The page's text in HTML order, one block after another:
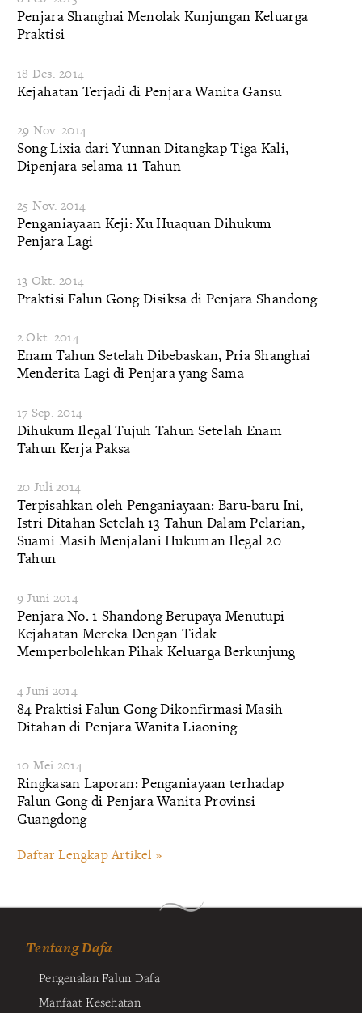
Penjara Shanghai Menolak Kunjungan Keluarga
Praktisi
18 Des. 2014
Kejahatan Terjadi di Penjara Wanita Gansu
29 Nov. 2014
Song Lixia dari Yunnan Ditangkap Tiga Kali,
Dipenjara selama 11 Tahun
25 Nov. 2014
Penganiayaan Keji: Xu Huaquan Dihukum
Penjara Lagi
13 Okt. 2014
Praktisi Falun Gong Disiksa di Penjara Shandong
2 Okt. 2014
Enam Tahun Setelah Dibebaskan, Pria Shanghai
Menderita Lagi di Penjara yang Sama
17 Sep. 2014
Dihukum Ilegal Tujuh Tahun Setelah Enam
Tahun Kerja Paksa
20 Juli 2014
Terpisahkan oleh Penganiayaan: Baru-baru Ini,
Istri Ditahan Setelah 13 Tahun Dalam Pelarian,
Suami Masih Menjalani Hukuman Ilegal 20
Tahun
9 Juni 2014
Penjara No. 1 Shandong Berupaya Menutupi
Kejahatan Mereka Dengan Tidak
Memperbolehkan Pihak Keluarga Berkunjung
4 Juni 2014
84 Praktisi Falun Gong Dikonfirmasi Masih
Ditahan di Penjara Wanita Liaoning
10 Mei 2014
Ringkasan Laporan: Penganiayaan terhadap
Falun Gong di Penjara Wanita Provinsi
Guangdong
Daftar Lengkap Artikel »
Tentang Dafa
Pengenalan Falun Dafa
Manfaat Kesehatan